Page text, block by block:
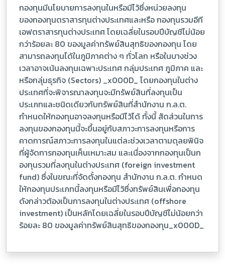
กองทุนมีนโยบายการลงทุนในหรือมีไว้ซึ่งหน่วยลงทุน
ของกองทุนตราสารทุนต่างประเทศและหรือ กองทุนรวมอีที
เอฟตราสารทุนต่างประเทศ โดยเฉลี่ยในรอบปีบัญชีไม่น้อย
กว่าร้อยละ 80 ของมูลค่าทรัพย์สินสุทธิของกองทุน โดย
สามารถลงทุนได้ในภูมิภาคต่าง ๆ ทั่วโลก หรือในบางช่วง
เวลาอาจเน้นลงทุนเฉพาะประเทศ กลุ่มประเทศ ภูมิภาค และ
หรือกลุ่มธุรกิจ (Sectors) _x000D_ โดยกองทุนในต่าง
ประเทศที่จะพิจารณาลงทุนจะมีทรัพย์สินที่ลงทุนเป็น
ประเภทและชนิดเดียวกับทรัพย์สินที่สำนักงาน ก.ล.ต.
กำหนดให้กองทุนอาจลงทุนหรือมีไว้ได้ ทั้งนี้ สัดส่วนในการ
ลงทุนของกองทุนนี้จะขึ้นอยู่กับสภาวะการลงทุนหรือการ
คาดการณ์สภาวะการลงทุนในแต่ละช่วงเวลาตามดุลยพินิจ
ที่ผู้จัดการกองทุนเห็นเหมาะสม และเนื่องจากกองทุนเป็นก
องทุนรวมที่ลงทุนในต่างประเทศ (foreign investment
fund) ซึ่งในขณะที่จัดตั้งกองทุน สำนักงาน ก.ล.ต. กำหนด
ให้กองทุนประเภทนี้ลงทุนหรือมีไว้ซึ่งทรัพย์สินเพื่อกองทุน
ดังกล่าวต้องเป็นการลงทุนในต่างประเทศ (offshore
investment) เป็นหลักโดยเฉลี่ยในรอบปีบัญชีไม่น้อยกว่า
ร้อยละ 80 ของมูลค่าทรัพย์สินสุทธิของกองทุน_x000D_